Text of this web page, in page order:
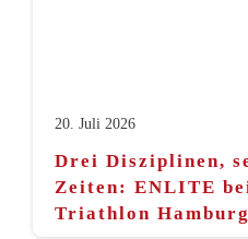
20. Juli 2026
Drei Disziplinen,
Zeiten: ENLITE
Triathlon